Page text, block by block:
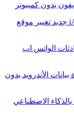
بدون كمبيوتر
جديد تغيير موقع
الواتس اب
بيانات الأندرويد بدون
الاصطناعي